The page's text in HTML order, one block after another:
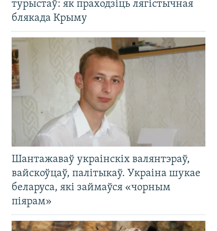
турыстаў: як праходзіць лягістычная
блякада Крыму
Шантажаваў украінскіх валянтэраў,
вайскоўцаў, палітыкаў. Украіна шукае
беларуса, які займаўся «чорным
піярам»